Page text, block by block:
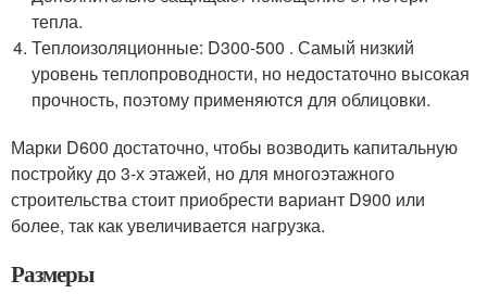
тепла.
Теплоизоляционные: D300-500 . Самый низкий
уровень теплопроводности, но недостаточно высокая
прочность, поэтому применяются для облицовки.
Марки D600 достаточно, чтобы возводить капитальную
постройку до 3-х этажей, но для многоэтажного
строительства стоит приобрести вариант D900 или
более, так как увеличивается нагрузка.
Размеры